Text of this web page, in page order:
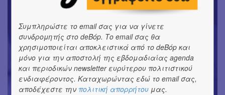
Συμπληρώστε το email σας για να γίνετε
συνδρομητής στο deBόp. Το email σας θα
χρησιμοποιείται αποκλειστικά από το deBόp και
μόνο για την αποστολή της εβδομαδιαίας agenda
και περιοδικών newsletter ευρύτερου πολιτιστικού
ενδιαφέροντος. Καταχωρώντας εδώ το email σας,
αποδέχεστε την πολιτική απορρήτου μας.